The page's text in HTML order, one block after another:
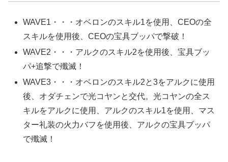
WAVE1・・・オベロンのスキル1を使用、CEOの全
スキルを使用後、CEOの宝具ブッパで撃破！
WAVE2・・・アルクのスキル2を使用後、宝具ブッ
パ+追撃で殲滅！
WAVE3・・・オベロンのスキル2と3をアルクに使用
後、オダチェンで光コヤンと交代。光コヤンの全ス
キルをアルクに使用、アルクのスキル1を使用、マス
ター礼装の火力バフを使用後、アルクの宝具ブッパ
で殲滅！